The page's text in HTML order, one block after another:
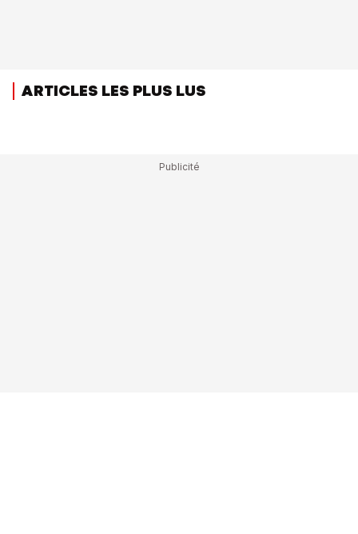
ARTICLES LES PLUS LUS